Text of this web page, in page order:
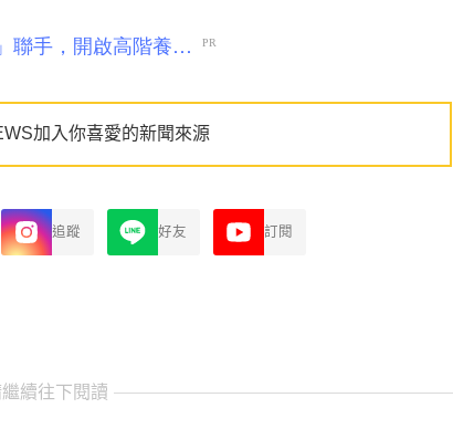
加入你喜愛的新聞來源
追蹤 好友 訂閱
續往下閱讀